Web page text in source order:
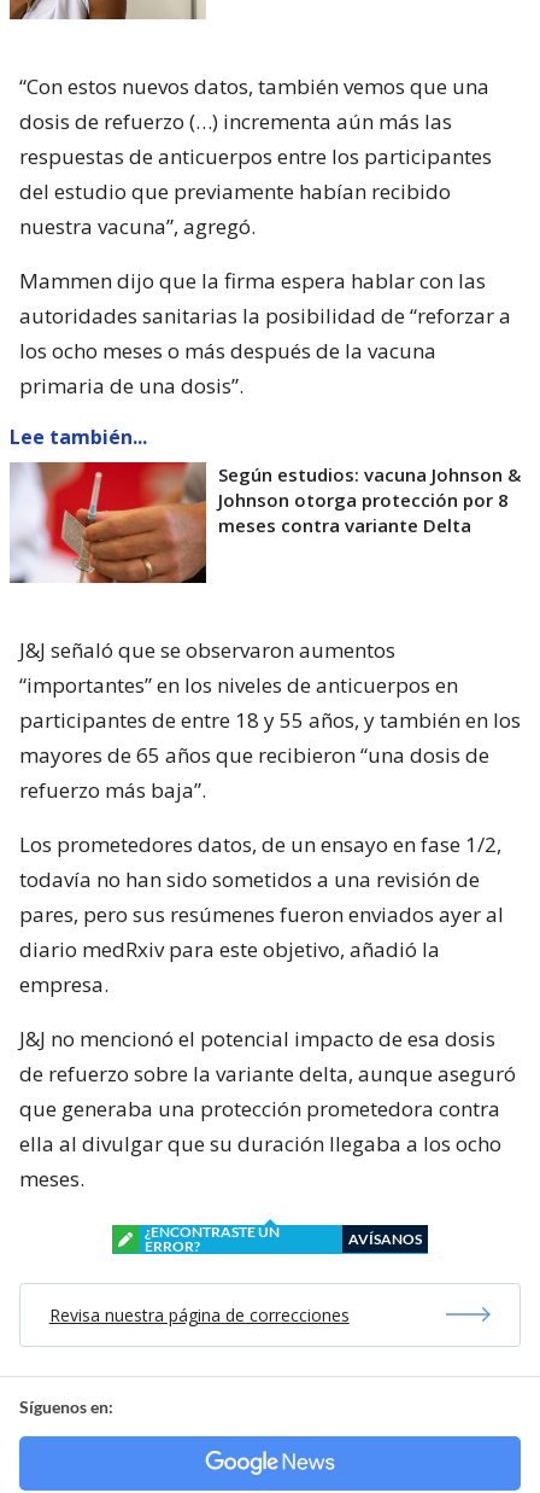
“Con estos nuevos datos, también vemos que una
dosis de refuerzo (…) incrementa aún más las
respuestas de anticuerpos entre los participantes
del estudio que previamente habían recibido
nuestra vacuna”, agregó.
Mammen dijo que la firma espera hablar con las
autoridades sanitarias la posibilidad de “reforzar a
los ocho meses o más después de la vacuna
primaria de una dosis”.
Lee también...
Según estudios: vacuna Johnson &
Johnson otorga protección por 8
meses contra variante Delta
J&J señaló que se observaron aumentos
“importantes” en los niveles de anticuerpos en
participantes de entre 18 y 55 años, y también en los
mayores de 65 años que recibieron “una dosis de
refuerzo más baja”.
Los prometedores datos, de un ensayo en fase 1/2,
todavía no han sido sometidos a una revisión de
pares, pero sus resúmenes fueron enviados ayer al
diario medRxiv para este objetivo, añadió la
empresa.
J&J no mencionó el potencial impacto de esa dosis
de refuerzo sobre la variante delta, aunque aseguró
que generaba una protección prometedora contra
ella al divulgar que su duración llegaba a los ocho
meses.
¿ENCONTRASTE UN
ERROR?
AVÍSANOS
Revisa nuestra página de correcciones
Síguenos en: